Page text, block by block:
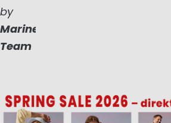
by
Marinepool
Team